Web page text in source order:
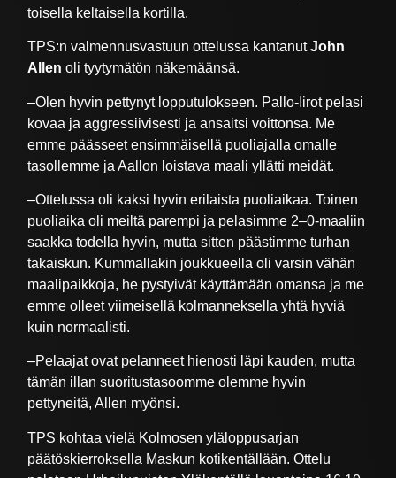
toisella keltaisella kortilla.
TPS:n valmennusvastuun ottelussa kantanutJohn
Allenoli tyytymätön näkemäänsä.
–Olen hyvin pettynyt lopputulokseen. Pallo-Iirot pelasi
kovaa ja aggressiivisesti ja ansaitsi voittonsa. Me
emme päässeet ensimmäisellä puoliajalla omalle
tasollemme ja Aallon loistava maali yllätti meidät.
–Ottelussa oli kaksi hyvin erilaista puoliaikaa. Toinen
puoliaika oli meiltä parempi ja pelasimme 2–0-maaliin
saakka todella hyvin, mutta sitten päästimme turhan
takaiskun. Kummallakin joukkueella oli varsin vähän
maalipaikkoja, he pystyivät käyttämään omansa ja me
emme olleet viimeisellä kolmanneksella yhtä hyviä
kuin normaalisti.
–Pelaajat ovat pelanneet hienosti läpi kauden, mutta
tämän illan suoritustasoomme olemme hyvin
pettyneitä, Allen myönsi.
TPS kohtaa vielä Kolmosen yläloppusarjan
päätöskierroksella Maskun kotikentällään. Ottelu